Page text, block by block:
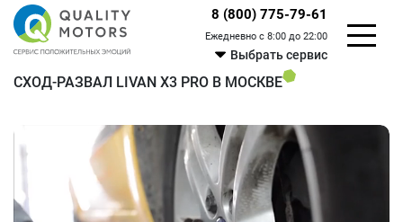
8 (800) 775-79-61
Ежедневно с 8:00 до 22:00
Выбрать сервис
СХОД-РАЗВАЛ LIVAN X3 PRO В МОСКВЕ